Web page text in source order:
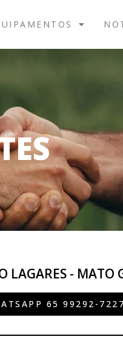
LAGARES - MATO
65 99292-7227